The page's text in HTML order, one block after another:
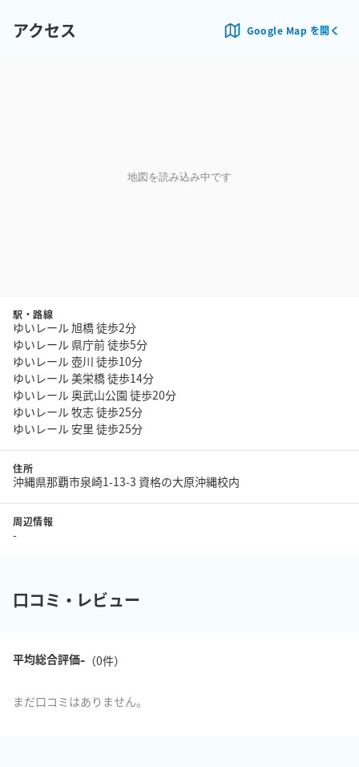
アクセス Google Map を開く
地図を読み込み中です
駅・路線
ゆいレール 旭橋 徒歩2分
ゆいレール 県庁前 徒歩5分
ゆいレール 壺川 徒歩10分
ゆいレール 美栄橋 徒歩14分
ゆいレール 奥武山公園 徒歩20分
ゆいレール 牧志 徒歩25分
ゆいレール 安里 徒歩25分
住所
沖縄県那覇市泉崎1-13-3 資格の大原沖縄校内
周辺情報
-
口コミ・レビュー
平均総合評価-（0件）
まだ口コミはありません。